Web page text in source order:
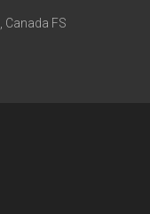
Canada FS